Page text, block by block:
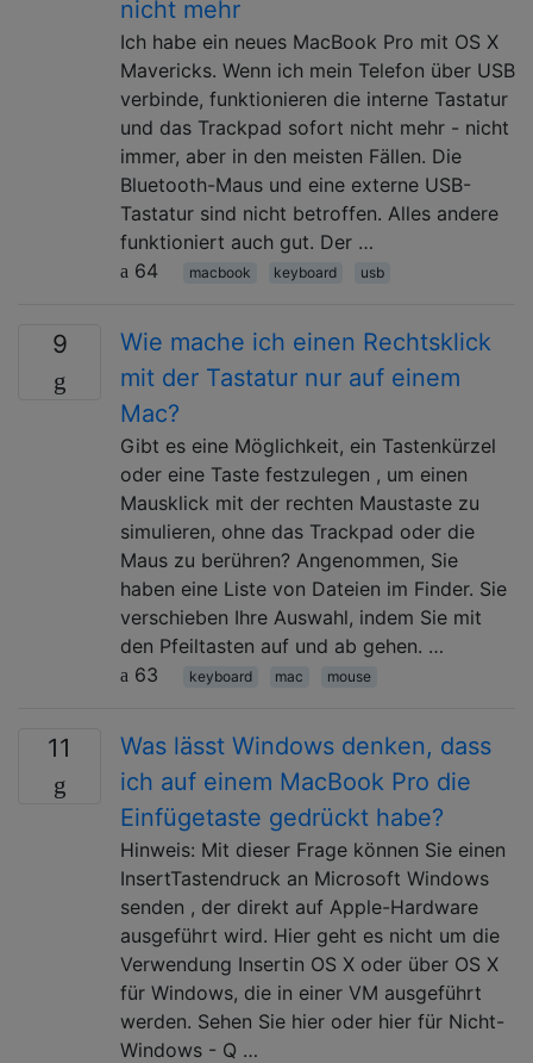
nicht mehr
Ich habe ein neues MacBook Pro mit OS X
Mavericks. Wenn ich mein Telefon über USB
verbinde, funktionieren die interne Tastatur
und das Trackpad sofort nicht mehr - nicht
immer, aber in den meisten Fällen. Die
Bluetooth-Maus und eine externe USB-
Tastatur sind nicht betroffen. Alles andere
funktioniert auch gut. Der …
64
macbook keyboard usb
9
Wie mache ich einen Rechtsklick
mit der Tastatur nur auf einem
Mac?
Gibt es eine Möglichkeit, ein Tastenkürzel
oder eine Taste festzulegen , um einen
Mausklick mit der rechten Maustaste zu
simulieren, ohne das Trackpad oder die
Maus zu berühren? Angenommen, Sie
haben eine Liste von Dateien im Finder. Sie
verschieben Ihre Auswahl, indem Sie mit
den Pfeiltasten auf und ab gehen. …
63
keyboard mac mouse
11
Was lässt Windows denken, dass
ich auf einem MacBook Pro die
Einfügetaste gedrückt habe?
Hinweis: Mit dieser Frage können Sie einen
InsertTastendruck an Microsoft Windows
senden , der direkt auf Apple-Hardware
ausgeführt wird. Hier geht es nicht um die
Verwendung Insertin OS X oder über OS X
für Windows, die in einer VM ausgeführt
werden. Sehen Sie hier oder hier für Nicht-
Windows - Q …